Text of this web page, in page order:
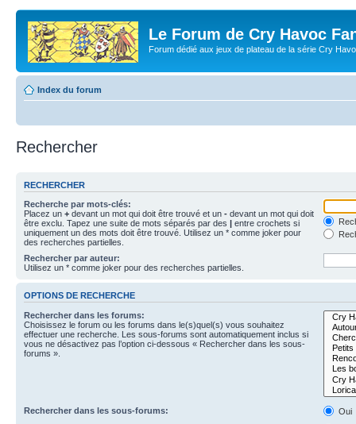
Le Forum de Cry Havoc
Forum dédié aux jeux de plateau de la série Cry
Index du forum
Rechercher
RECHERCHER
Recherche par mots-clés:
Placez un + devant un mot qui doit être trouvé et un - devant un mot qui doit
être exclu. Tapez une suite de mots séparés par des | entre crochets si
uniquement un des mots doit être trouvé. Utilisez un * comme joker pour
des recherches partielles.
Rechercher par auteur:
Utilisez un * comme joker pour des recherches partielles.
OPTIONS DE RECHERCHE
Rechercher dans les forums:
Choisissez le forum ou les forums dans le(s)quel(s) vous souhaitez
effectuer une recherche. Les sous-forums sont automatiquement inclus si
vous ne désactivez pas l’option ci-dessous « Rechercher dans les sous-
forums ».
Rechercher dans les sous-forums:
Oui